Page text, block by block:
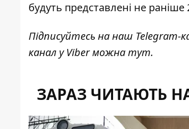
будуть представлені не раніше
Підписуйтесь на наш Telegram-
канал у Viber можнатут.
ЗАРАЗ ЧИТАЮТЬ